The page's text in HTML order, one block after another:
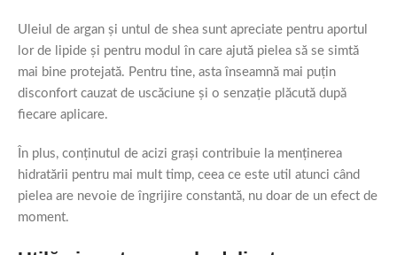
Uleiul de argan și untul de shea sunt apreciate pentru aportul
lor de lipide și pentru modul în care ajută pielea să se simtă
mai bine protejată. Pentru tine, asta înseamnă mai puțin
disconfort cauzat de uscăciune și o senzație plăcută după
fiecare aplicare.
În plus, conținutul de acizi grași contribuie la menținerea
hidratării pentru mai mult timp, ceea ce este util atunci când
pielea are nevoie de îngrijire constantă, nu doar de un efect de
moment.